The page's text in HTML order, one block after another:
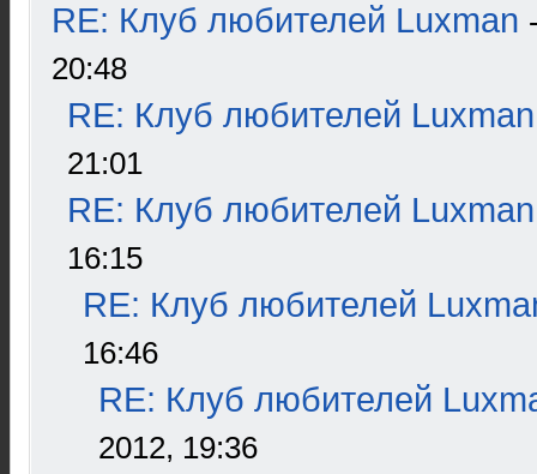
RE: Клуб любителей Luxman
20:48
RE: Клуб любителей Luxman
21:01
RE: Клуб любителей Luxman
16:15
RE: Клуб любителей
16:46
RE: Клуб любителей
2012, 19:36